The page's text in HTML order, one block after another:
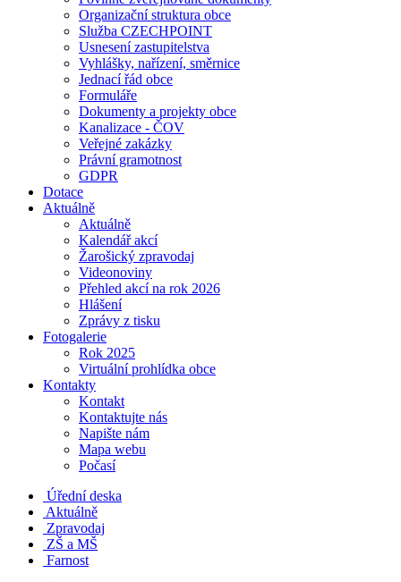
Organizační struktura obce
Služba CZECHPOINT
Usnesení zastupitelstva
Vyhlášky, nařízení, směrnice
Jednací řád obce
Formuláře
Dokumenty a projekty obce
Kanalizace - ČOV
Veřejné zakázky
Právní gramotnost
GDPR
Dotace
Aktuálně
Aktuálně
Kalendář akcí
Žarošický zpravodaj
Videonoviny
Přehled akcí na rok 2026
Hlášení
Zprávy z tisku
Fotogalerie
Rok 2025
Virtuální prohlídka obce
Kontakty
Kontakt
Kontaktujte nás
Napište nám
Mapa webu
Počasí
Úřední deska
Aktuálně
Zpravodaj
ZŠ a MŠ
Farnost